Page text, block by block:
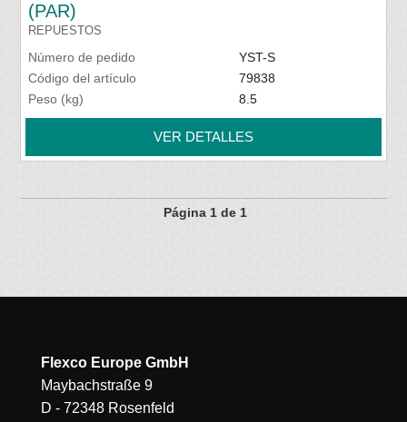
(PAR)
REPUESTOS
Número de pedido
YST-S
Código del artículo
79838
Peso (kg)
8.5
VER DETALLES
Página 1 de 1
Flexco Europe GmbH
Maybachstraße 9
D - 72348 Rosenfeld